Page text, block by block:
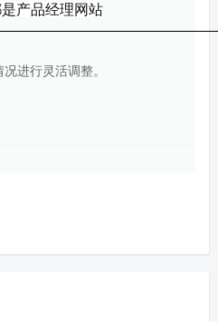
产品经理网站
进行灵活调整。